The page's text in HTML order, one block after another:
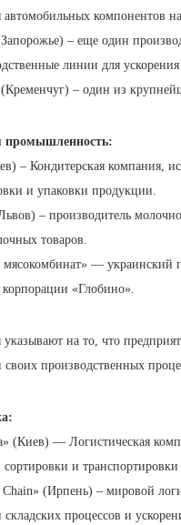
компонентов
– еще один
линии для
– один из
промышленность:
– Кондитерская компания,
и упаковки продукции.
– производитель
товаров.
— украинский
«Глобино».
на то, что
производственных
(Киев) — Логистическая
и
(Ирпень) – мировой
процессов и